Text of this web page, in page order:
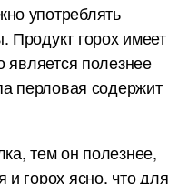
употреблять
Продукт горох имеет
является полезнее
перловая содержит
тем он полезнее,
и горох ясно, что для